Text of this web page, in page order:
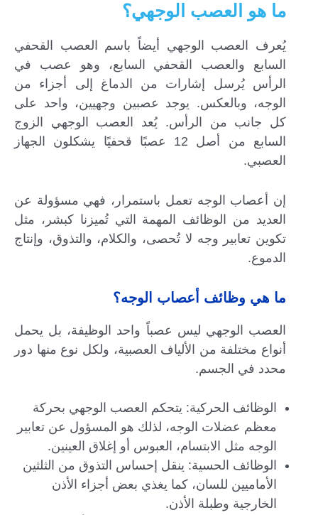
ما هو العصب الوجهي؟
يُعرف العصب الوجهي أيضاً باسم العصب القحفي
السابع والعصب القحفي السابع، وهو عصب في
الرأس يُرسل إشارات من الدماغ إلى أجزاء من
الوجه، وبالعكس. يوجد عصبين وجهيين، واحد على
كل جانب من الرأس. يُعد العصب الوجهي الزوج
السابع من أصل 12 عصبًا قحفيًا يشكلون الجهاز
العصبي.
إن أعصاب الوجه تعمل باستمرار، فهي مسؤولة عن
العديد من الوظائف المهمة التي تُميزنا كبشر، مثل
تكوين تعابير وجه لا تُحصى، والكلام، والتذوق، وإنتاج
الدموع.
ما هي وظائف أعصاب الوجه؟
العصب الوجهي ليس عصباً واحد الوظيفة، بل يحمل
أنواع مختلفة من الألياف العصبية، ولكل نوع منها دور
محدد في الجسم.
الوظائف الحركية: يتحكم العصب الوجهي بحركة
معظم عضلات الوجه، لذلك هو المسؤول عن تعابير
الوجه مثل الابتسام، العبوس أو إغلاق العينين.
الوظائف الحسية: ينقل إحساس التذوق من الثلثين
الأماميين للسان، كما يغذي بعض أجزاء الأذن
الخارجية وطبلة الأذن.